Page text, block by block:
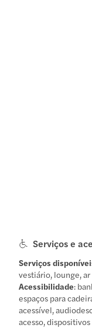
Serviços e
Serviços
vestiário, lounge,
Acessibilidade:
espaços para
acessível,
acesso,